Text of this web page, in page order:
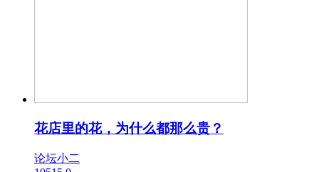
花店里的花，为什么都那么贵？
论坛小二